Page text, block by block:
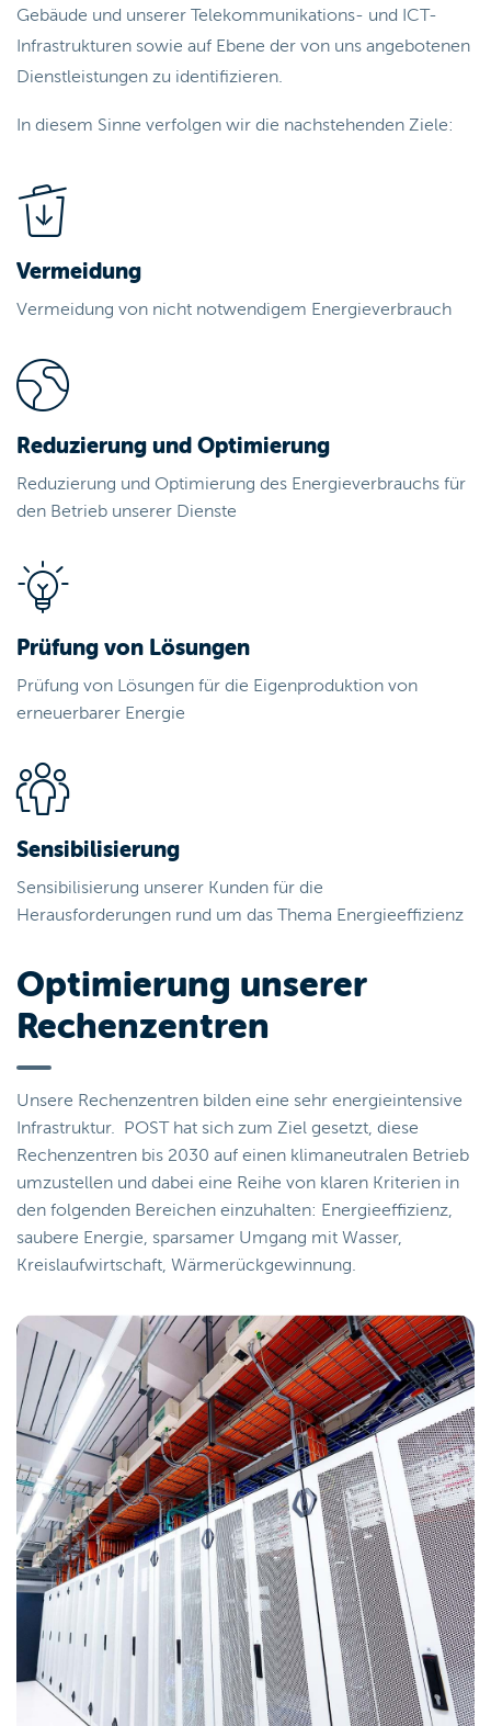
Gebäude und unserer Telekommunikations- und ICT-
Infrastrukturen sowie auf Ebene der von uns angebotenen
Dienstleistungen zu identifizieren.
In diesem Sinne verfolgen wir die nachstehenden Ziele:
Vermeidung
Vermeidung von nicht notwendigem Energieverbrauch
Reduzierung und Optimierung
Reduzierung und Optimierung des Energieverbrauchs für
den Betrieb unserer Dienste
Prüfung von Lösungen
Prüfung von Lösungen für die Eigenproduktion von
erneuerbarer Energie
Sensibilisierung
Sensibilisierung unserer Kunden für die
Herausforderungen rund um das Thema Energieeffizienz
Optimierung unserer
Rechenzentren
Unsere Rechenzentren bilden eine sehr energieintensive
Infrastruktur. POST hat sich zum Ziel gesetzt, diese
Rechenzentren bis 2030 auf einen klimaneutralen Betrieb
umzustellen und dabei eine Reihe von klaren Kriterien in
den folgenden Bereichen einzuhalten: Energieeffizienz,
saubere Energie, sparsamer Umgang mit Wasser,
Kreislaufwirtschaft, Wärmerückgewinnung.